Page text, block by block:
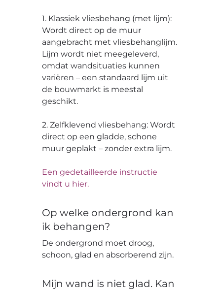
1. Klassiek vliesbehang (met lijm):
Wordt direct op de muur
aangebracht met vliesbehanglijm.
Lijm wordt niet meegeleverd,
omdat wandsituaties kunnen
variëren – een standaard lijm uit
de bouwmarkt is meestal
geschikt.
2. Zelfklevend vliesbehang: Wordt
direct op een gladde, schone
muur geplakt – zonder extra lijm.
Een gedetailleerde instructie
vindt u hier.
Op welke ondergrond kan
ik behangen?
De ondergrond moet droog,
schoon, glad en absorberend zijn.
Mijn wand is niet glad. Kan